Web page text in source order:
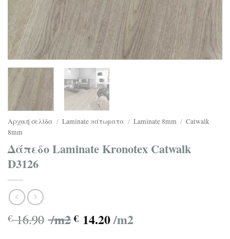
Αρχική σελίδα / Laminate πάτωματα / Laminate 8mm / Catwalk
8mm
Δάπεδο Laminate Kronotex Catwalk
D3126
€16.90 /m2 € 14.20/m2